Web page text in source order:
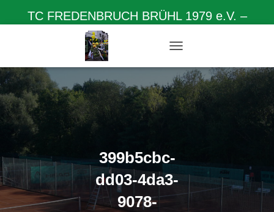
TC FREDENBRUCH BRÜHL 1979 e.V. –
Herzlich willkommen auf unserer Homepage
A
V
I
G
M
S
399b5cbc-
dd03-4da3-
9078-